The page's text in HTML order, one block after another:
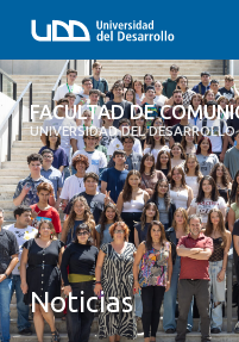
FACULTAD DE
UNIVERSIDAD DEL DESARROLLO
FACULTAD DE
INICIO
SOBRE LA FACULTAD
CARRERAS
POSTGRADOS Y EDUCACIÓN
Noticias